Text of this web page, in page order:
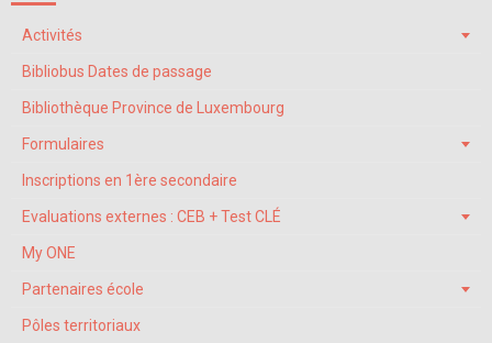
Activités
Bibliobus Dates de passage
Bibliothèque Province de Luxembourg
Formulaires
Inscriptions en 1ère secondaire
Evaluations externes : CEB + Test CLÉ
My ONE
Partenaires école
Pôles territoriaux